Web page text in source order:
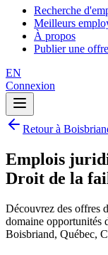
Recherche
Meilleurs
À propos
Publier une offre
EN
Connexion
Retour à
Emplois
Droit de la
Découvrez des offres
domaine opportunités
Boisbriand, Québec,